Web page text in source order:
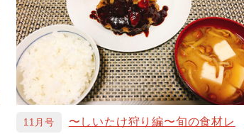
11月号
〜しいたけ狩り編〜旬の食材レ